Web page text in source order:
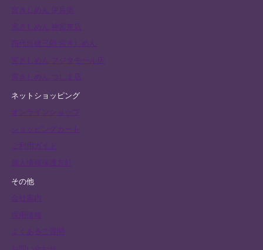
宮きしめん 神宮東店
宮きしめん フジタモール店
ネットショッピング
個人情報保護方針
その他
採用情報
よくあるご質問